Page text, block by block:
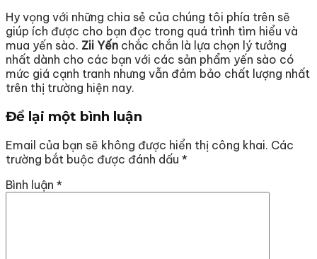
Hy vọng với những chia sẻ của chúng tôi phía trên sẽ
giúp ích được cho bạn đọc trong quá trình tìm hiểu và
mua yến sào. Zii Yến chắc chắn là lựa chọn lý tưởng
nhất dành cho các bạn với các sản phẩm yến sào có
mức giá cạnh tranh nhưng vẫn đảm bảo chất lượng nhất
trên thị trường hiện nay.
Để lại một bình luận
Email của bạn sẽ không được hiển thị công khai. Các
trường bắt buộc được đánh dấu *
Bình luận *